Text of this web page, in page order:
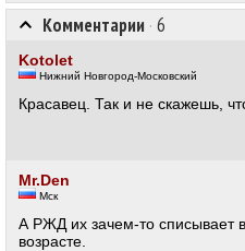
Комментарии · 6
Kotolet
Нижний Новгород-Московский
Красавец. Так и не скажешь,
Mr.Den
Мск
А РЖД их зачем-то списывает
возрасте.